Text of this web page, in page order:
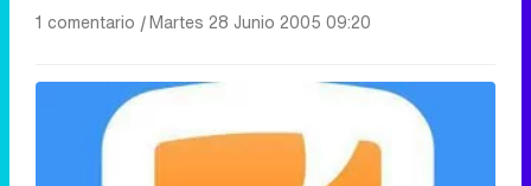
1 comentario |Martes 28 Junio 2005 09:20